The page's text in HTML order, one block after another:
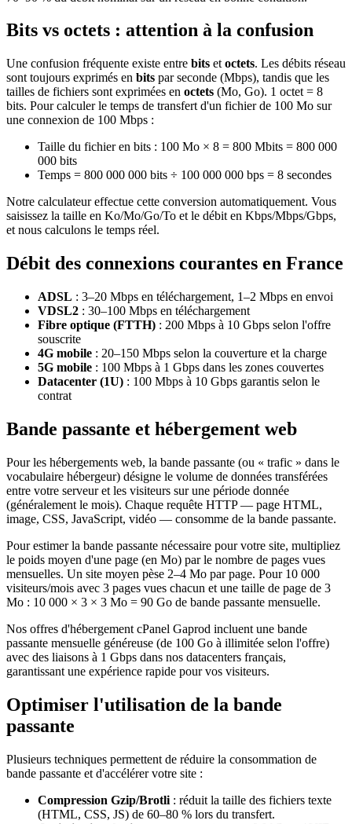
Bits vs octets : attention à la confusion
Une confusion fréquente existe entre bits et octets. Les débits réseau
sont toujours exprimés en bits par seconde (Mbps), tandis que les
tailles de fichiers sont exprimées en octets (Mo, Go). 1 octet = 8
bits. Pour calculer le temps de transfert d'un fichier de 100 Mo sur
une connexion de 100 Mbps :
Taille du fichier en bits : 100 Mo × 8 = 800 Mbits = 800 000
000 bits
Temps = 800 000 000 bits ÷ 100 000 000 bps = 8 secondes
Notre calculateur effectue cette conversion automatiquement. Vous
saisissez la taille en Ko/Mo/Go/To et le débit en Kbps/Mbps/Gbps,
et nous calculons le temps réel.
Débit des connexions courantes en France
ADSL : 3–20 Mbps en téléchargement, 1–2 Mbps en envoi
VDSL2 : 30–100 Mbps en téléchargement
Fibre optique (FTTH) : 200 Mbps à 10 Gbps selon l'offre
souscrite
4G mobile : 20–150 Mbps selon la couverture et la charge
5G mobile : 100 Mbps à 1 Gbps dans les zones couvertes
Datacenter (1U) : 100 Mbps à 10 Gbps garantis selon le
contrat
Bande passante et hébergement web
Pour les hébergements web, la bande passante (ou « trafic » dans le
vocabulaire hébergeur) désigne le volume de données transférées
entre votre serveur et les visiteurs sur une période donnée
(généralement le mois). Chaque requête HTTP — page HTML,
image, CSS, JavaScript, vidéo — consomme de la bande passante.
Pour estimer la bande passante nécessaire pour votre site, multipliez
le poids moyen d'une page (en Mo) par le nombre de pages vues
mensuelles. Un site moyen pèse 2–4 Mo par page. Pour 10 000
visiteurs/mois avec 3 pages vues chacun et une taille de page de 3
Mo : 10 000 × 3 × 3 Mo = 90 Go de bande passante mensuelle.
Nos offres d'hébergement cPanel Gaprod incluent une bande
passante mensuelle généreuse (de 100 Go à illimitée selon l'offre)
avec des liaisons à 1 Gbps dans nos datacenters français,
garantissant une expérience rapide pour vos visiteurs.
Optimiser l'utilisation de la bande
passante
Plusieurs techniques permettent de réduire la consommation de
bande passante et d'accélérer votre site :
Compression Gzip/Brotli : réduit la taille des fichiers texte
(HTML, CSS, JS) de 60–80 % lors du transfert.